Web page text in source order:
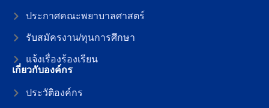
ประกาศคณะพยาบาลศาสตร์
รับสมัครงาน/ทุนการศึกษา
แจ้งเรื่องร้องเรียน
เกี่ยวกับองค์กร
ประวัติองค์กร